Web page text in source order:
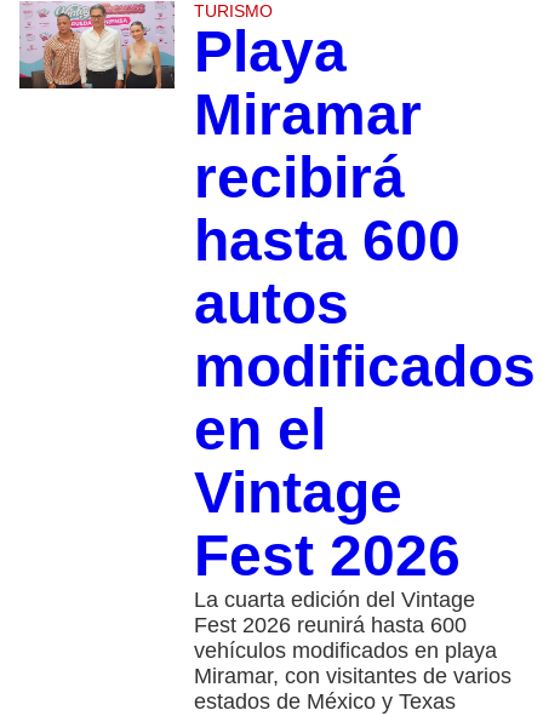
TURISMO
Playa
Miramar
recibirá
hasta 600
autos
modificados
en el
Vintage
Fest 2026
La cuarta edición del Vintage
Fest 2026 reunirá hasta 600
vehículos modificados en playa
Miramar, con visitantes de varios
estados de México y Texas